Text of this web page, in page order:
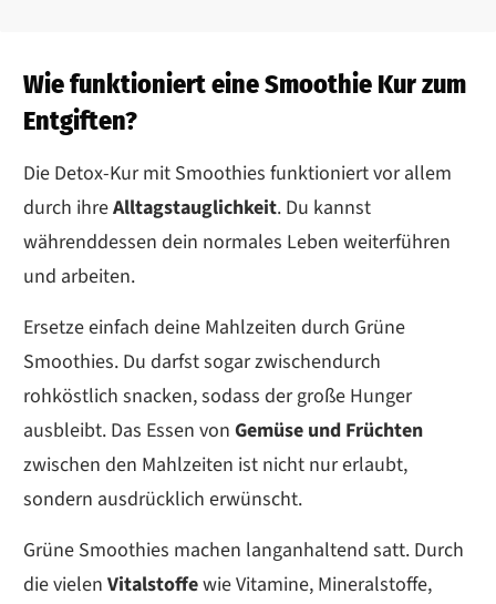
Wie funktioniert eine Smoothie Kur zum
Entgiften?
Die Detox-Kur mit Smoothies funktioniert vor allem
durch ihreAlltagstauglichkeit. Du kannst
währenddessen dein normales Leben weiterführen
und arbeiten.
Ersetze einfach deine Mahlzeiten durch Grüne
Smoothies. Du darfst sogar zwischendurch
rohköstlich snacken, sodass der große Hunger
ausbleibt. Das Essen von Gemüse und Früchten
zwischen den Mahlzeiten ist nicht nur erlaubt,
sondern ausdrücklich erwünscht.
Grüne Smoothies machen langanhaltend satt. Durch
die vielen Vitalstoffewie Vitamine, Mineralstoffe,